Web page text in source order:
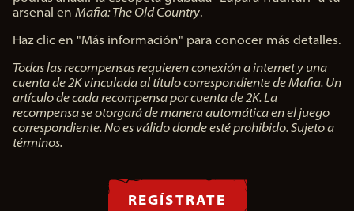
arsenal en Mafia: The Old Country.
Haz clic en "Más información" para conocer más detalles.
Todas las recompensas requieren conexión a internet y una
cuenta de 2K vinculada al título correspondiente de Mafia. Un
artículo de cada recompensa por cuenta de 2K. La
recompensa se otorgará de manera automática en el juego
correspondiente. No es válido donde esté prohibido. Sujeto a
términos.
REGÍSTRATE